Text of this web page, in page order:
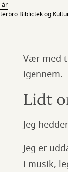
år
Bibliotek og
Vær med
igennem.
Lidt
Jeg
Jeg er
i musik,